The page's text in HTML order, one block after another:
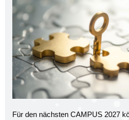
Für den nächsten CAMPUS 2027